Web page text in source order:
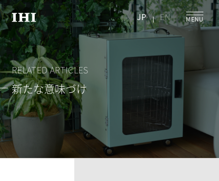
JP EN
RELATED ARTICLES
新たな意味づけ